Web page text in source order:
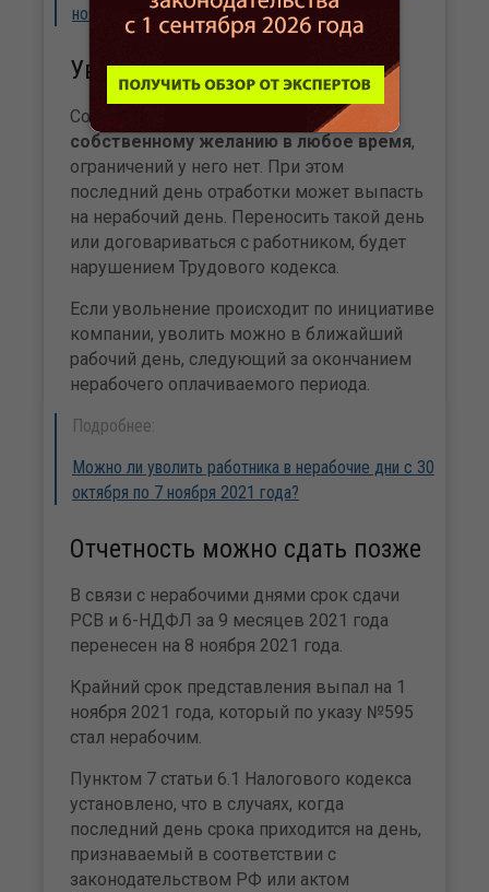
ноября 2021: оформление и расходы
Увольнение в нерабочие дни
Сотрудник вправе уволиться
по
собственному желанию в любое время,
ограничений у него нет. При этом
последний день отработки может выпасть
на нерабочий день. Переносить такой день
или договариваться с работником, будет
нарушением Трудового кодекса.
Если увольнение происходит по инициативе
компании, уволить можно в ближайший
рабочий день, следующий за окончанием
нерабочего оплачиваемого периода.
Подробнее:
Можно ли уволить работника в нерабочие дни с 30
октября по 7 ноября 2021 года?
Отчетность можно сдать позже
В связи с нерабочими днями срок сдачи
РСВ и 6-НДФЛ за 9 месяцев 2021 года
перенесен на 8 ноября 2021 года.
Крайний срок представления выпал на 1
ноября 2021 года, который по указу №595
стал нерабочим.
Пунктом 7 статьи 6.1 Налогового кодекса
установлено, что в случаях, когда
последний день срока приходится на день,
признаваемый в соответствии с
законодательством РФ или актом